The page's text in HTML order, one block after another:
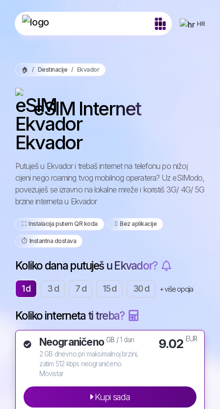
HR
🏠 Destinacije Ekvador
eSIM Internet
Ekvador
Putuješ u Ekvador i trebaš internet na telefonu po nižoj
cijeni nego roaming tvog mobilnog operatera? Uz eSIModo,
povezuješ se izravno na lokalne mreže i koristiš 3G/ 4G/ 5G
brzine interneta u Ekvador
⛶️️ Instalacija putem QR koda ️ Bez aplikacije
⏱️️ Instantna dostava
Koliko dana putuješ u Ekvador?
1 d 3 d 7 d 15 d 30 d + više opcija
Koliko interneta ti treba?
Neograničeno GB /1 dan
2 GB dnevno pri maksimalnoj brzini,
zatim 512 kbps neograničeno
Movistar
9.02 EUR
Kupi sada